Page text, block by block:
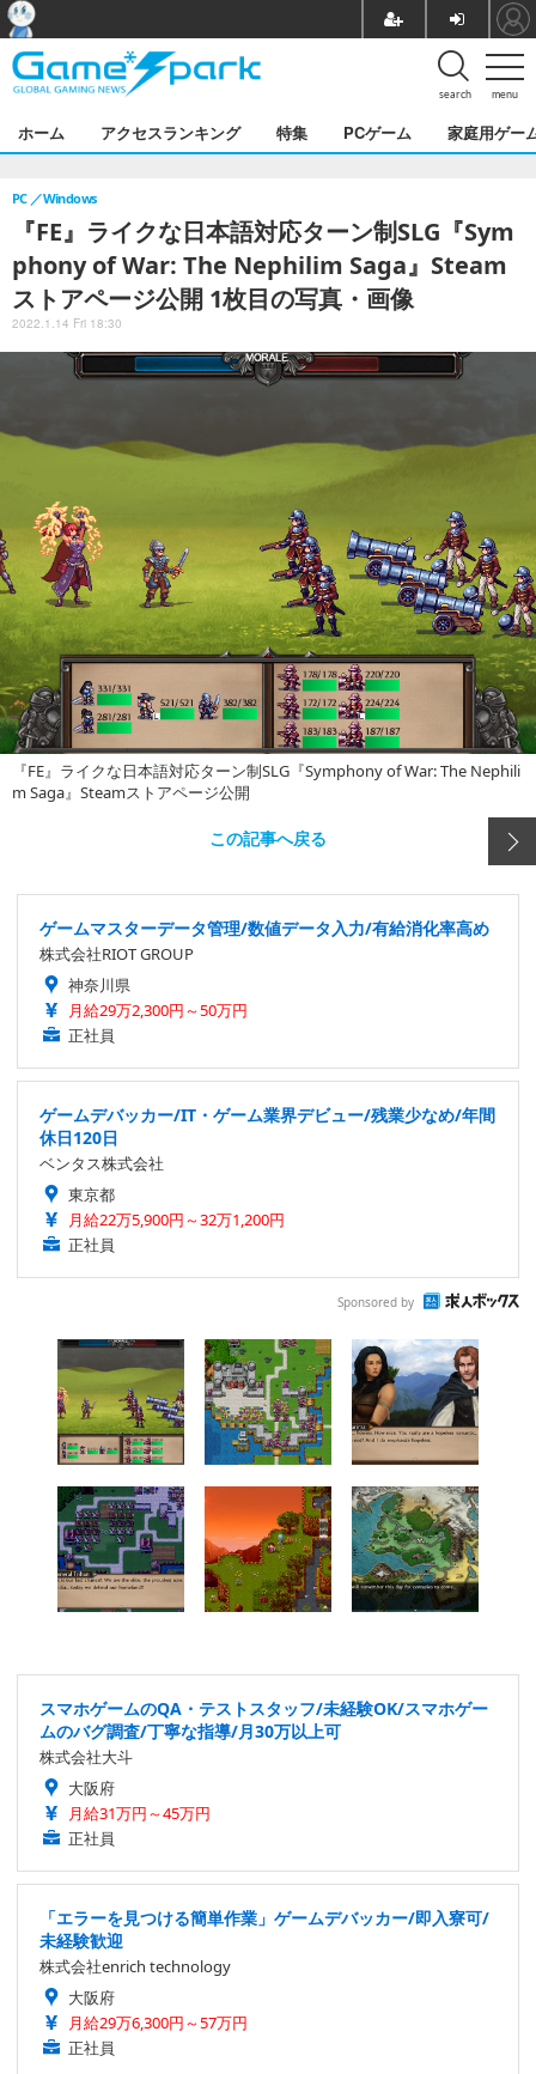
menu
search
ホーム アクセスランキング 特集 PCゲーム 家庭用ゲー
『FE』ライクな日本語対応ターン制SLG『Sym
phony of War: The Nephilim Saga』Steam
ストアページ公開 1枚目の写真・画像
PC Windows
2022.1.14 Fri 18:30
『FE』ライクな日本語対応ターン制SLG『Symphony of War: The Nephili
m Saga』Steamストアページ公開
この記事へ戻る
ゲームマスターデータ管理/数値データ入力/有給消化率高め
株式会社RIOT GROUP
神奈川県
月給29万2,300円～50万円
正社員
ゲームデバッカー/IT・ゲーム業界デビュー/残業少なめ/年間
休日120日
ベンタス株式会社
東京都
月給22万5,900円～32万1,200円
正社員
Sponsored by
スマホゲームのQA・テストスタッフ/未経験OK/スマホゲー
ムのバグ調査/丁寧な指導/月30万以上可
株式会社大斗
大阪府
月給31万円～45万円
正社員
「エラーを見つける簡単作業」ゲームデバッカー/即入寮可/
未経験歓迎
株式会社enrich technology
大阪府
月給29万6,300円～57万円
正社員